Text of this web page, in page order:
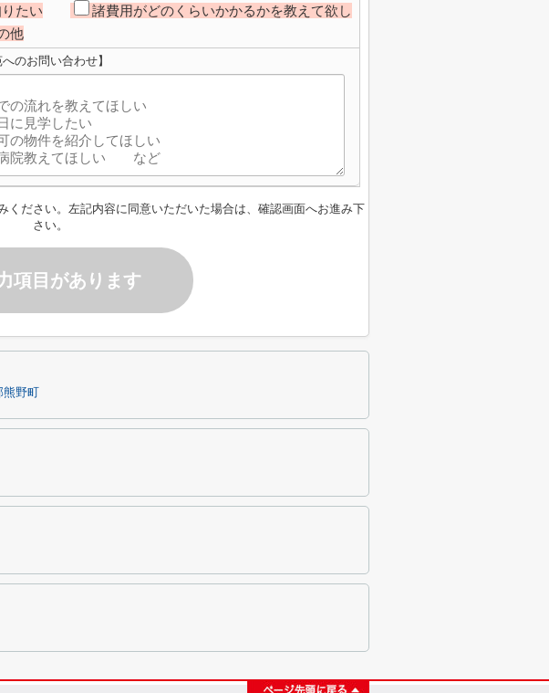
たい
諸費用がどのくらいかかるかを教えて欲し
他
のお問い合わせ】
ください。左記内容に同意いただいた場合は、確認画面へお進み下
さい。
項目があります
野町